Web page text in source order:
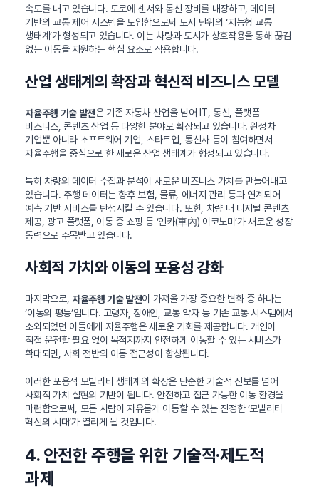
속도를 내고 있습니다. 도로에 센서와 통신 장비를 내장하고, 데이터
기반의 교통 제어 시스템을 도입함으로써 도시 단위의 ‘지능형 교통
생태계’가 형성되고 있습니다. 이는 차량과 도시가 상호작용을 통해 끊김
없는 이동을 지원하는 핵심 요소로 작용합니다.
산업 생태계의 확장과 혁신적 비즈니스 모델
자율주행 기술 발전은 기존 자동차 산업을 넘어 IT, 통신, 플랫폼
비즈니스, 콘텐츠 산업 등 다양한 분야로 확장되고 있습니다. 완성차
기업뿐 아니라 소프트웨어 기업, 스타트업, 통신사 등이 참여하면서
자율주행을 중심으로 한 새로운 산업 생태계가 형성되고 있습니다.
특히 차량의 데이터 수집과 분석이 새로운 비즈니스 가치를 만들어내고
있습니다. 주행 데이터는 향후 보험, 물류, 에너지 관리 등과 연계되어
예측 기반 서비스를 탄생시킬 수 있습니다. 또한, 차량 내 디지털 콘텐츠
제공, 광고 플랫폼, 이동 중 쇼핑 등 ‘인카(車內) 이코노미’가 새로운 성장
동력으로 주목받고 있습니다.
사회적 가치와 이동의 포용성 강화
마지막으로, 자율주행 기술 발전이 가져올 가장 중요한 변화 중 하나는
‘이동의 평등’입니다. 고령자, 장애인, 교통 약자 등 기존 교통 시스템에서
소외되었던 이들에게 자율주행은 새로운 기회를 제공합니다. 개인이
직접 운전할 필요 없이 목적지까지 안전하게 이동할 수 있는 서비스가
확대되면, 사회 전반의 이동 접근성이 향상됩니다.
이러한 포용적 모빌리티 생태계의 확장은 단순한 기술적 진보를 넘어
사회적 가치 실현의 기반이 됩니다. 안전하고 접근 가능한 이동 환경을
마련함으로써, 모든 사람이 자유롭게 이동할 수 있는 진정한 ‘모빌리티
혁신의 시대’가 열리게 될 것입니다.
4. 안전한 주행을 위한 기술적·제도적
과제